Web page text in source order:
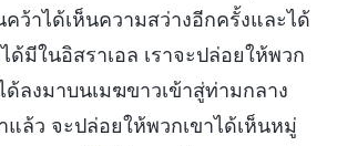
ว้าได้เห็นความสว่างอีกครั้งและได้
ด้มีในอิสราเอล เราจะปล่อยให้พวก
ด้ลงมาบนเมฆขาวเข้าสู่ท่ามกลาง
ล้ว จะปล่อยให้พวกเขาได้เห็นหมู่